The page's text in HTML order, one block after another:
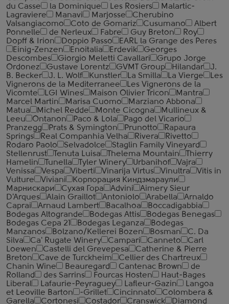
du Casse
la Dominique Les Rosiers
Malartic-
Lagraviere
Manavi Marjosse
Cherubino
Valsangiacomo
Coto de Gomariz Cusumano
Albert
Ponnelle
de Nerleux Fabre Guy Breton
Roy
Dopff & Irion
Doppio Passo
EARL la Grange des Peres
Einig-Zenzen
Enoitalia Erdevik
Georges
Descombes
Giorgio Meletti Cavallari
Grupo Jorge
Ordonez
Gustave Lorentz GVMT Group Hilandar
J.
B. Becker
J. L. Wolf Kunstler La Smilla La Vierge
Les
Vignerons de la Mediterranee
Les Vignerons de la
Vicomte
LGI Wines Maison Olivier Tricon
Mantra
Marcel Martin
Marisa Cuomo
Marziano Abbona
Matua
Michel Redde Monte Cicogna
Mullineux &
Leeu
Ontanon Paco & Lola
Pago del Vicario
Pranzegg
Prats & Symington Prunotto
Rapaura
Springs
Real Companhia Velha Rivera
Rivetto
Rodaro Paolo
Selvadolce
Staglin Family Vineyard
Stellenrust
Tenuta Luisa Thelema Mountain
Thierry
Hamelin
Tunella Tyler Winery Urbanihof
Vajra
Venissa
Vespa Viberti Vinarija Virtus Vinultra
Vitis in
Vulture
Viviani
Корпорация Киндзмараули
Марнискари
Сухая Гора Advini
Aimery Sieur
D'Arques
Alain Graillot Antoniolo Arabella
Arnaldo
Caprai
Arnaud Lambert Bacalhoa
Boccadigabbia
Bodegas Altogrande
Bodegas Attis
Bodegas Benegas
Bodegas Cepa 21
Bodegas Leganza
Bodegas
Manzanos
Bolzano/Kellerei Bozen Bosman
C. Da
Silva
Ca' Rugate Winery Campari Canneto
Carl
Loewen
Castelli del Grevepesa
Catherine & Pierre
Breton
Cave de Turckheim
Cellier des Chartreux
Chanin Wine
Beauregard Cantenac Brown
de
Rolland
des Sarrins Fourcas Hosten
Haut-Bages
Liberal
Lafaurie-Peyraguey Lafleur-Gazin
Langoa
et Leoville Barton
-Grillet Cincinnato
Colombera &
Garella
Cortonesi Costador Cranswick
Diamond